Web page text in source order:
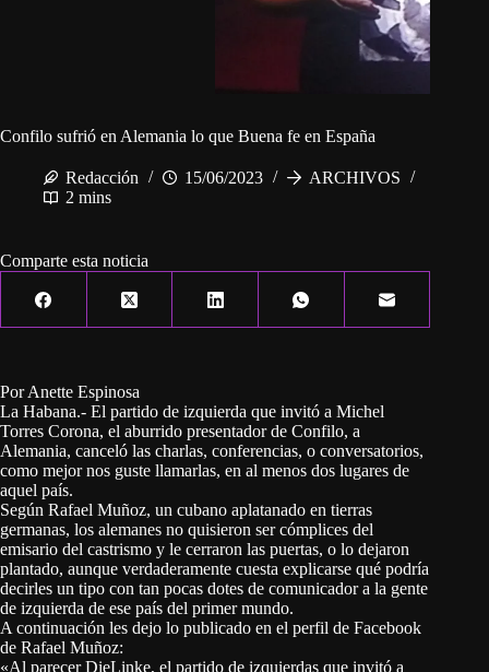
Confilo sufrió en Alemania lo que Buena fe en España
Redacción 15/06/2023
ARCHIVOS
2 mins
Comparte esta noticia
Por Anette Espinosa
La Habana.- El partido de izquierda que invitó a Michel
Torres Corona, el aburrido presentador de Confilo, a
Alemania, canceló las charlas, conferencias, o conversatorios,
como mejor nos guste llamarlas, en al menos dos lugares de
aquel país.
Según Rafael Muñoz, un cubano aplatanado en tierras
germanas, los alemanes no quisieron ser cómplices del
emisario del castrismo y le cerraron las puertas, o lo dejaron
plantado, aunque verdaderamente cuesta explicarse qué podría
decirles un tipo con tan pocas dotes de comunicador a la gente
de izquierda de ese país del primer mundo.
A continuación les dejo lo publicado en el perfil de Facebook
de Rafael Muñoz:
«Al parecer DieLinke, el partido de izquierdas que invitó a